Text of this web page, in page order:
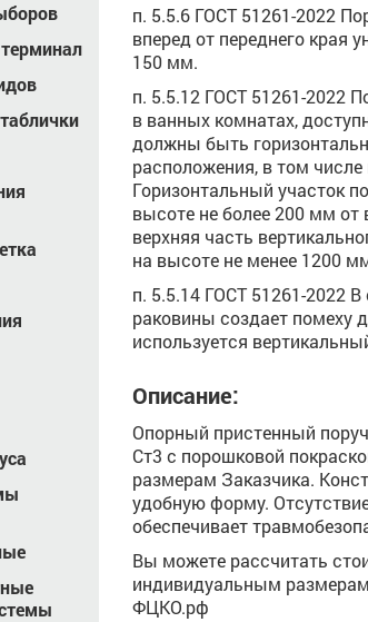
п. 5.5.6 ГОСТ 51261-2022
вперед от переднего края
150 мм.
п. 5.5.12 ГОСТ 51261-2022
в ванных комнатах,
должны быть
расположения, в том
Горизонтальный участок
высоте не более 200 мм от
верхняя часть
на высоте не менее 1200
п. 5.5.14 ГОСТ 51261-2022 В
раковины создает помеху
используется
Описание:
Опорный пристенный
Ст3 с порошковой
размерам Заказчика.
удобную форму.
обеспечивает
Вы можете рассчитать
индивидуальным
ФЦКО.рф